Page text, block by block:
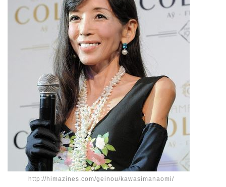
http://himazines.com/geinou/kawasimanaomi/